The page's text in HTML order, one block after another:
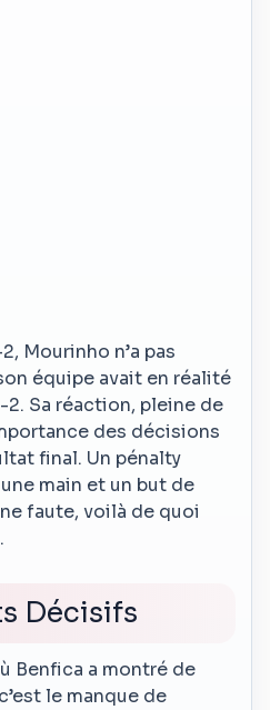
Mourinho n’a pas
équipe avait en réalité
Sa réaction, pleine de
des décisions
final. Un pénalty
main et un but de
faute, voilà de quoi
Décisifs
Benfica a montré de
le manque de